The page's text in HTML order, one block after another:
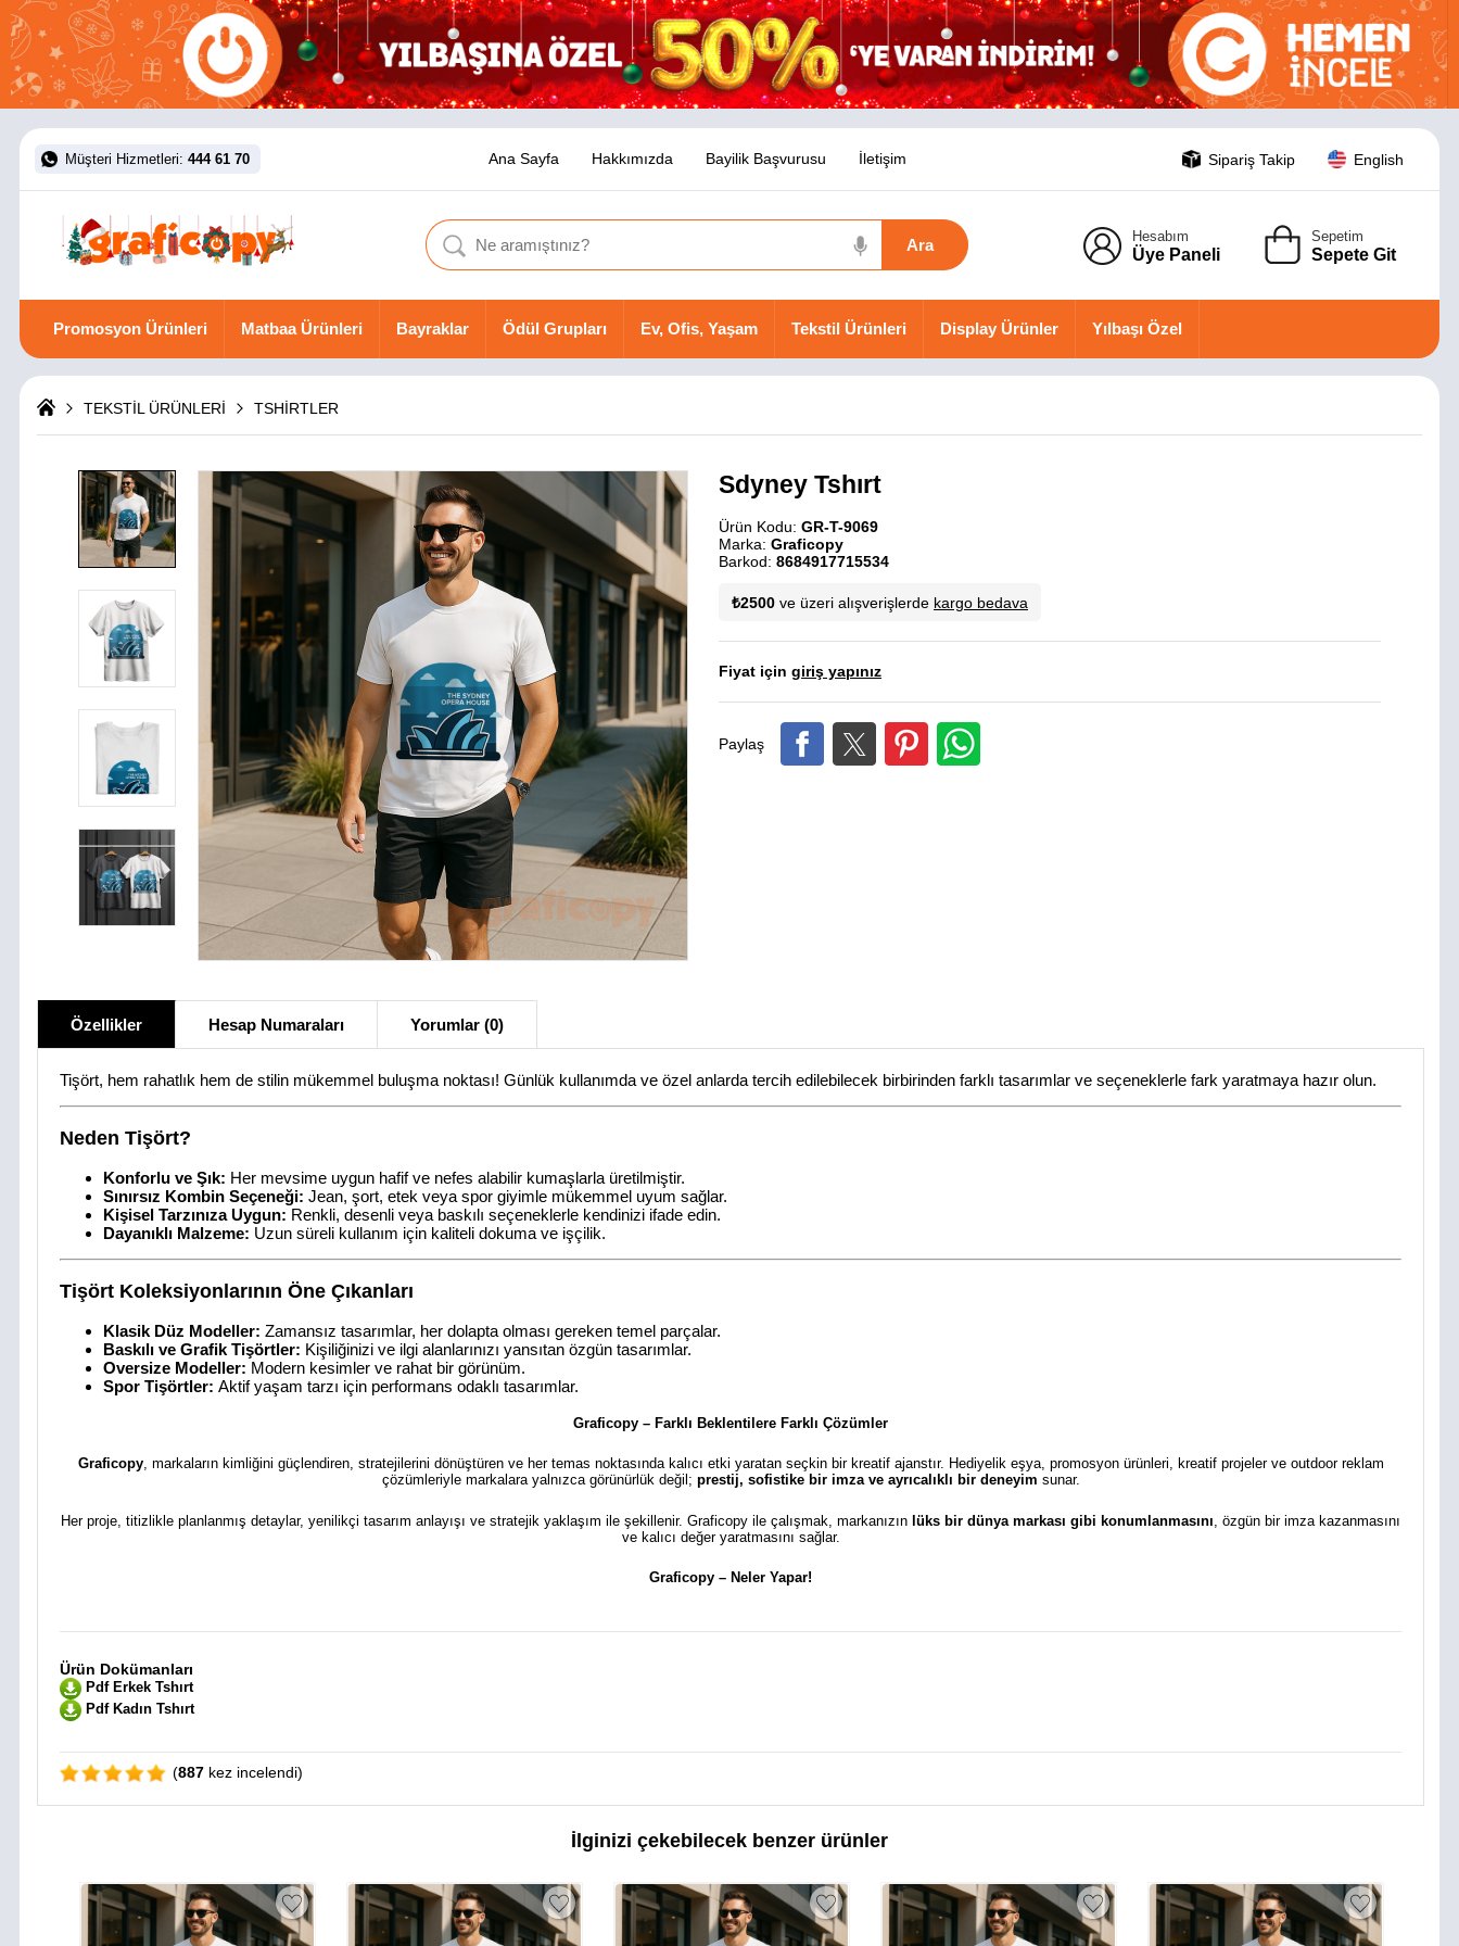
Müşteri Hizmetleri: 444 61 70 Ana Sayfa Hakkımızda Bayilik Başvurusu İletişim Sipariş Takip English
Hesabım
Üye Paneli
Sepetim
Sepete Git
Promosyon Ürünleri Matbaa Ürünleri Bayraklar Ödül Grupları Ev, Ofis, Yaşam Tekstil Ürünleri Display Ürünler Yılbaşı Özel
TEKSTİL ÜRÜNLERİ TSHİRTLER
Sdyney Tshırt
Ürün Kodu: GR-T-9069
Marka: Graficopy
Barkod: 8684917715534
₺2500 ve üzeri alışverişlerde kargo bedava
Fiyat için giriş yapınız
Paylaş
Özellikler Hesap Numaraları Yorumlar (0)
Tişört, hem rahatlık hem de stilin mükemmel buluşma noktası! Günlük kullanımda ve özel anlarda tercih edilebilecek birbirinden farklı tasarımlar ve seçeneklerle fark yaratmaya hazır olun.
Neden Tişört?
Konforlu ve Şık: Her mevsime uygun hafif ve nefes alabilir kumaşlarla üretilmiştir.
Sınırsız Kombin Seçeneği: Jean, şort, etek veya spor giyimle mükemmel uyum sağlar.
Kişisel Tarzınıza Uygun: Renkli, desenli veya baskılı seçeneklerle kendinizi ifade edin.
Dayanıklı Malzeme: Uzun süreli kullanım için kaliteli dokuma ve işçilik.
Tişört Koleksiyonlarının Öne Çıkanları
Klasik Düz Modeller: Zamansız tasarımlar, her dolapta olması gereken temel parçalar.
Baskılı ve Grafik Tişörtler: Kişiliğinizi ve ilgi alanlarınızı yansıtan özgün tasarımlar.
Oversize Modeller: Modern kesimler ve rahat bir görünüm.
Spor Tişörtler: Aktif yaşam tarzı için performans odaklı tasarımlar.
Graficopy – Farklı Beklentilere Farklı Çözümler
Graficopy, markaların kimliğini güçlendiren, stratejilerini dönüştüren ve her temas noktasında kalıcı etki yaratan seçkin bir kreatif ajanstır. Hediyelik eşya, promosyon ürünleri, kreatif projeler ve outdoor reklam
çözümleriyle markalara yalnızca görünürlük değil; prestij, sofistike bir imza ve ayrıcalıklı bir deneyim sunar.
Her proje, titizlikle planlanmış detaylar, yenilikçi tasarım anlayışı ve stratejik yaklaşım ile şekillenir. Graficopy ile çalışmak, markanızın lüks bir dünya markası gibi konumlanmasını , özgün bir imza kazanmasını
ve kalıcı değer yaratmasını sağlar.
Graficopy – Neler Yapar!
Ürün Dokümanları
Pdf Erkek Tshırt
Pdf Kadın Tshırt
(887 kez incelendi)
İlginizi çekebilecek benzer ürünler